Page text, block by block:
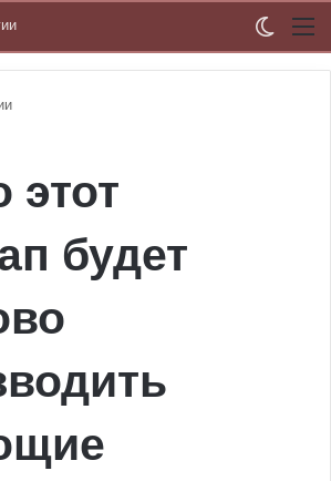
этот
будет